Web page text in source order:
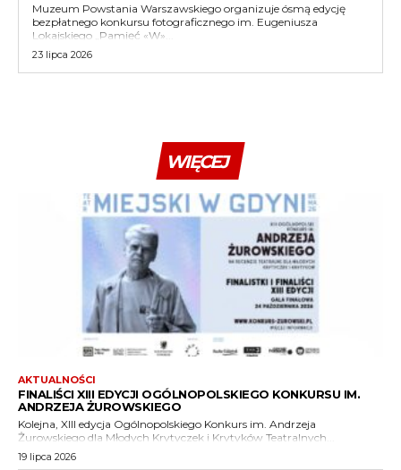
Muzeum Powstania Warszawskiego organizuje ósmą edycję
bezpłatnego konkursu fotograficznego im. Eugeniusza
Lokajskiego „Pamięć «W»...
23 lipca 2026
WIĘCEJ
AKTUALNOŚCI
FINALIŚCI XIII EDYCJI OGÓLNOPOLSKIEGO KONKURSU IM.
ANDRZEJA ŻUROWSKIEGO
Kolejna, XIII edycja Ogólnopolskiego Konkurs im. Andrzeja
Żurowskiego dla Młodych Krytyczek i Krytyków Teatralnych...
19 lipca 2026